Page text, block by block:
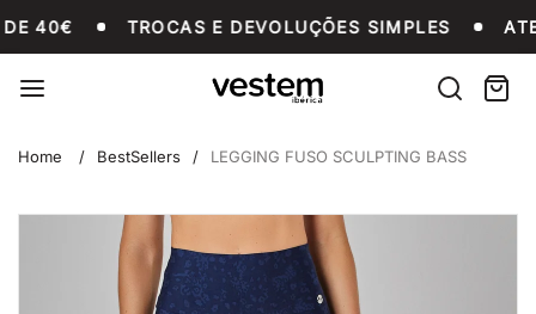
conteúdo
PARTIR DE 40€ TROCAS E DEVOLUÇÕES
40€ TROCAS E DEVOLUÇÕES SIMPLES
ProcurarUnid
Home BestSellers LEGGING FUSO SCULPTING BASS